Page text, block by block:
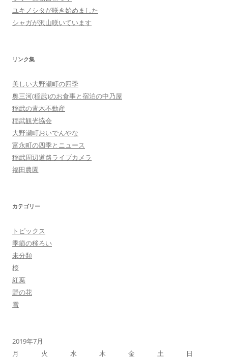
ユキノシタが咲き始めました
シャガが沢山咲いています
リンク集
美しい大野瀬町の四季
奥三河(稲武)のお食事と宿泊の中乃屋
稲武の青木不動産
稲武観光協会
大野瀬町おいでんやな
富永町の四季とニュース
稲武周辺道路ライブカメラ
福田農園
カテゴリー
トピックス
季節の移ろい
未分類
桜
紅葉
野の花
雪
2019年7月
月
火 水 木 金 土
日